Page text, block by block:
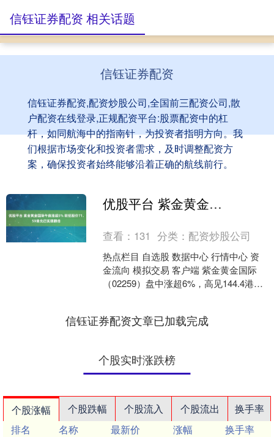
信钰证券配资
信钰证券配资,配资炒股公司,全国前三配资公司,散
户配资在线登录,正规配资平台:股票配资中的杠
杆，如同航海中的指南针，为投资者指明方向。我
们根据市场变化和投资者需求，及时调整配资方
案，确保投资者始终能够沿着正确的航线前行。
信钰证券配资 相关话题
优股平台 紫金黄金国际午前涨超5% 较招股价71.59港元已实现翻倍
查看： 131 分类： 配资炒股公司
热点栏目 自选股 数据中心 行情中心 资
金流向 模拟交易 客户端 紫金黄金国际
（02259）盘中涨超6%，高见144.4港
信钰证券配资文章已加载完成
个股实时涨跌榜
个股涨幅 个股跌幅 个股流入 个股流出
换手率
排名
名称 最新价 涨幅
换手率